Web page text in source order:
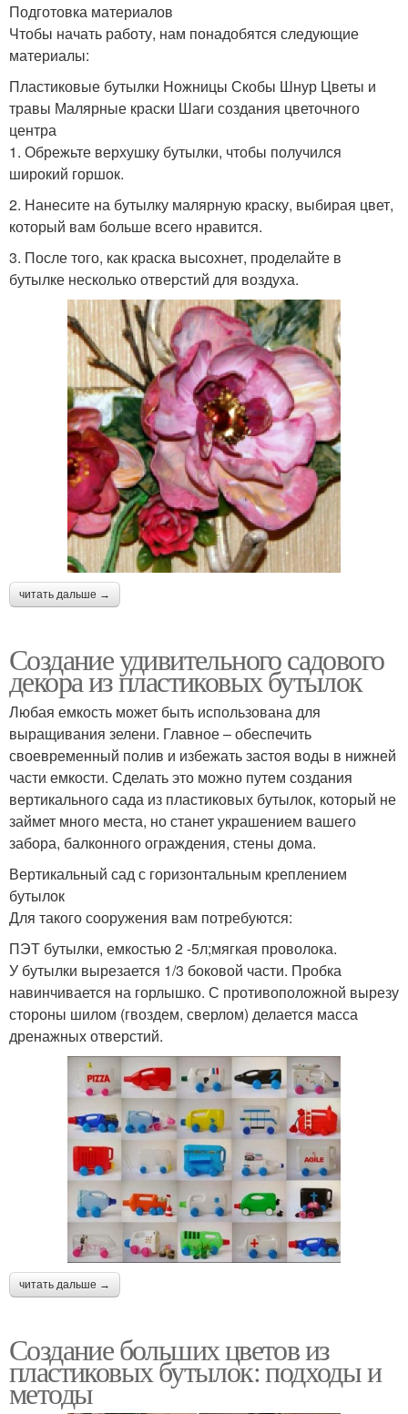
Подготовка материалов
Чтобы начать работу, нам понадобятся следующие
материалы:
Пластиковые бутылки Ножницы Скобы Шнур Цветы и
травы Малярные краски Шаги создания цветочного
центра
1. Обрежьте верхушку бутылки, чтобы получился
широкий горшок.
2. Нанесите на бутылку малярную краску, выбирая цвет,
который вам больше всего нравится.
3. После того, как краска высохнет, проделайте в
бутылке несколько отверстий для воздуха.
читать дальше →
Создание удивительного садового
декора из пластиковых бутылок
Любая емкость может быть использована для
выращивания зелени. Главное – обеспечить
своевременный полив и избежать застоя воды в нижней
части емкости. Сделать это можно путем создания
вертикального сада из пластиковых бутылок, который не
займет много места, но станет украшением вашего
забора, балконного ограждения, стены дома.
Вертикальный сад с горизонтальным креплением
бутылок
Для такого сооружения вам потребуются:
ПЭТ бутылки, емкостью 2 -5л;мягкая проволока.
У бутылки вырезается 1/3 боковой части. Пробка
навинчивается на горлышко. С противоположной вырезу
стороны шилом (гвоздем, сверлом) делается масса
дренажных отверстий.
читать дальше →
Создание больших цветов из
пластиковых бутылок: подходы и
методы